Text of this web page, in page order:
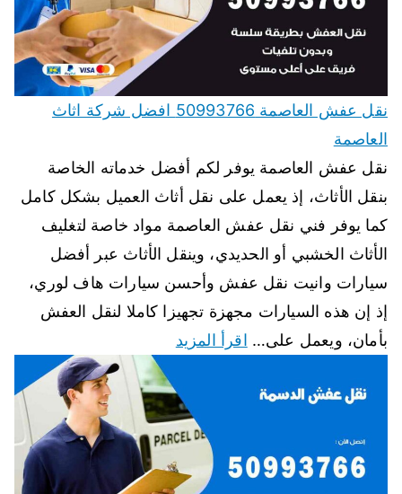
نقل عفش العاصمة 50993766 افضل شركة اثاث
العاصمة
نقل عفش العاصمة يوفر لكم أفضل خدماته الخاصة
بنقل الأثاث، إذ يعمل على نقل أثاث العميل بشكل كامل
كما يوفر فني نقل عفش العاصمة مواد خاصة لتغليف
الأثاث الخشبي أو الحديدي، وينقل الأثاث عبر أفضل
سيارات وانيت نقل عفش وأحسن سيارات هاف لوري،
إذ إن هذه السيارات مجهزة تجهيزا كاملا لنقل العفش
بأمان، ويعمل على… اقرأ المزيد